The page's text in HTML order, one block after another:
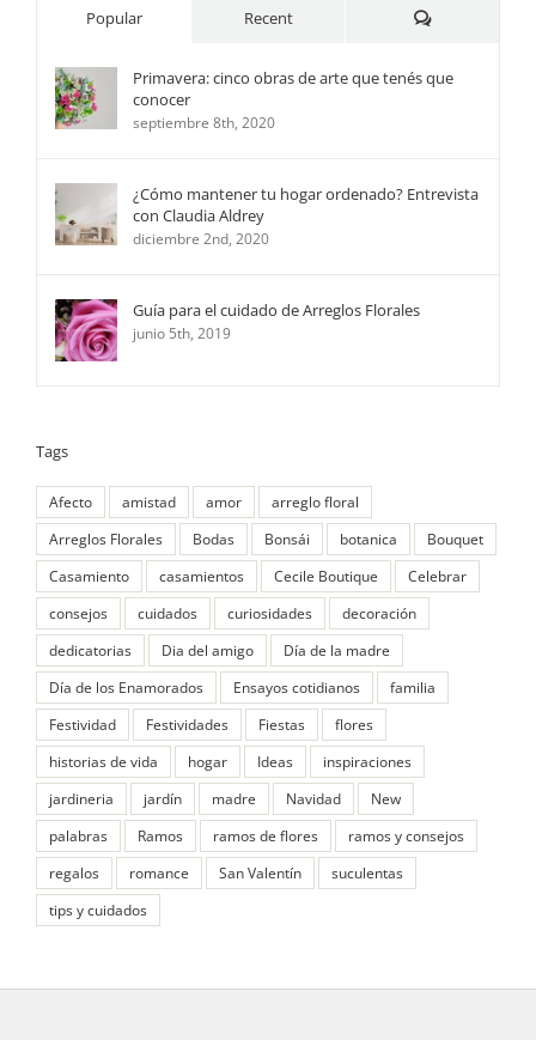
Popular Recent Comments
Primavera: cinco obras de arte que tenés que
conocer
septiembre 8th, 2020
¿Cómo mantener tu hogar ordenado? Entrevista
con Claudia Aldrey
diciembre 2nd, 2020
Guía para el cuidado de Arreglos Florales
junio 5th, 2019
Tags
Afecto amistad amor
arreglo floral
Arreglos Florales
Bodas Bonsái botanica
Bouquet
Casamiento
casamientos Cecile Boutique
Celebrar
consejos
cuidados curiosidades
decoración
dedicatorias
Dia del amigo
Día de la madre
Día de los Enamorados
Ensayos cotidianos
familia
Festividad
Festividades Fiestas
flores
historias de vida
hogar Ideas
inspiraciones
jardineria
jardín madre Navidad
New
palabras
Ramos ramos de flores
ramos y consejos
regalos
romance San Valentín
suculentas
tips y cuidados